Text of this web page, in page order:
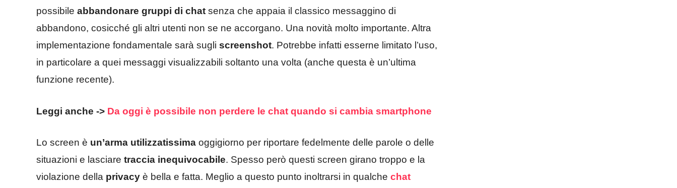
possibile abbandonare gruppi di chat senza che appaia il classico messaggino di
abbandono, cosicché gli altri utenti non se ne accorgano. Una novità molto importante. Altra
implementazione fondamentale sarà sugli screenshot. Potrebbe infatti esserne limitato l’uso,
in particolare a quei messaggi visualizzabili soltanto una volta (anche questa è un’ultima
funzione recente).
Leggi anche -> Da oggi è possibile non perdere le chat quando si cambia smartphone
Lo screen è un’arma utilizzatissima oggigiorno per riportare fedelmente delle parole o delle
situazioni e lasciare traccia inequivocabile. Spesso però questi screen girano troppo e la
violazione della privacy è bella e fatta. Meglio a questo punto inoltrarsi in qualche chat